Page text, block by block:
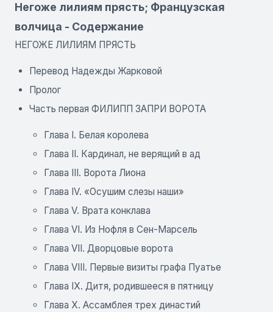
Негоже лилиям прясть; Французская
волчица - Содержание
НЕГОЖЕ ЛИЛИЯМ ПРЯСТЬ
Перевод Надежды Жарковой
Пролог
Часть первая ФИЛИПП ЗАПРИ ВОРОТА
Глава I. Белая королева
Глава II. Кардинал, не верящий в ад
Глава III. Ворота Лиона
Глава IV. «Осушим слезы наши»
Глава V. Врата конклава
Глава VI. Из Нофля в Сен-Марсель
Глава VII. Дворцовые ворота
Глава VIII. Первые визиты графа Пуатье
Глава IX. Дитя, родившееся в пятницу
Глава Х. Ассамблея трех династий